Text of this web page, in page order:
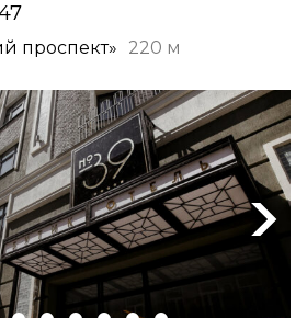
проспект» 220 м
Next